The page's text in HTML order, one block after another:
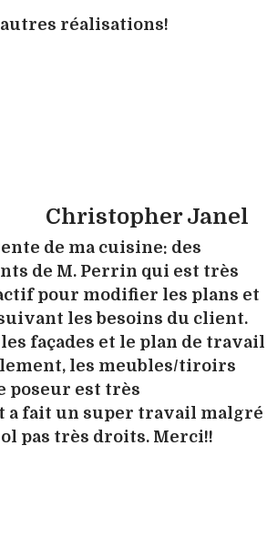
réalisations!
Christopher Janel
de ma cuisine: des
de M. Perrin qui est très
pour modifier les plans et
les besoins du client.
façades et le plan de travail
les meubles/tiroirs
poseur est très
a fait un super travail malgré
pas très droits. Merci!!